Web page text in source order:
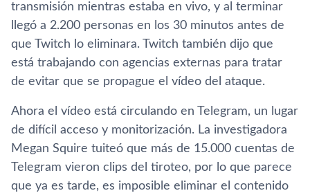
transmisión mientras estaba en vivo, y al terminar
llegó a 2.200 personas en los 30 minutos antes de
que Twitch lo eliminara. Twitch también dijo que
está trabajando con agencias externas para tratar
de evitar que se propague el vídeo del ataque.
Ahora el vídeo está circulando en Telegram, un lugar
de difícil acceso y monitorización. La investigadora
Megan Squire tuiteó que más de 15.000 cuentas de
Telegram vieron clips del tiroteo, por lo que parece
que ya es tarde, es imposible eliminar el contenido